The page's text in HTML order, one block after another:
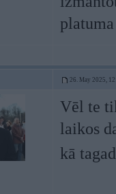
26. May 2025,
Vēl te
laikos
kā